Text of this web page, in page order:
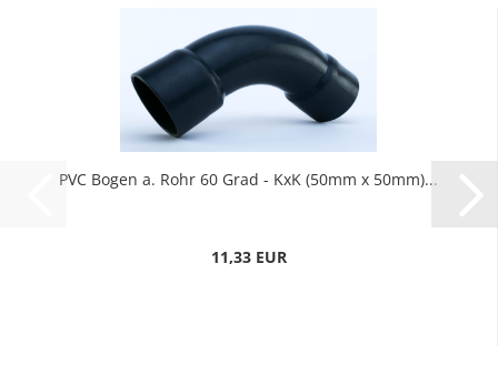
PVC Bogen a. Rohr 60 Grad - KxK (50mm x 50mm)...
11,33 EUR